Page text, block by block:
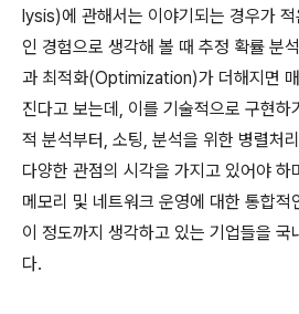
lysis)에 관해서는 이야기되는 경우가
인 경험으로 생각해 볼 때 추정 확률
과 최적화(Optimization)가 더해지면
진다고 보는데, 이를 기술적으로 구현하
적 분석부터, 소팅, 분석을 위한 병렬처
다양한 관점의 시각을 가지고 있어야
메모리 및 네트워크 운영에 대한 통합적
이 정도까지 생각하고 있는 기업들을 국
다.